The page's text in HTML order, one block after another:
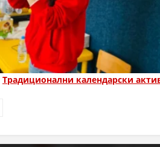
Традиционални календарски